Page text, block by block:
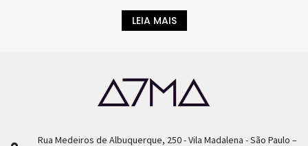
LEIA MAIS
Rua Medeiros de Albuquerque, 250 - Vila Madalena - São Paulo –